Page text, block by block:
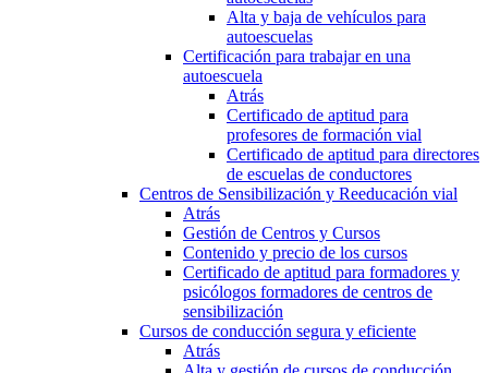
Alta y baja de vehículos para
autoescuelas
Certificación para trabajar en una
autoescuela
Atrás
Certificado de aptitud para
profesores de formación vial
Certificado de aptitud para directores
de escuelas de conductores
Centros de Sensibilización y Reeducación vial
Atrás
Gestión de Centros y Cursos
Contenido y precio de los cursos
Certificado de aptitud para formadores y
psicólogos formadores de centros de
sensibilización
Cursos de conducción segura y eficiente
Atrás